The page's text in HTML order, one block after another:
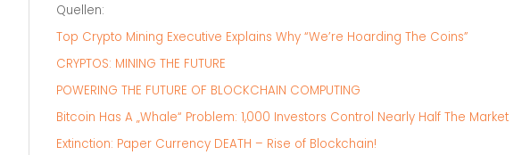
Quellen:
Top Crypto Mining Executive Explains Why “We’re Hoarding The Coins”
CRYPTOS: MINING THE FUTURE
POWERING THE FUTURE OF BLOCKCHAIN COMPUTING
Bitcoin Has A „Whale“ Problem: 1,000 Investors Control Nearly Half The Market
Extinction: Paper Currency DEATH – Rise of Blockchain!